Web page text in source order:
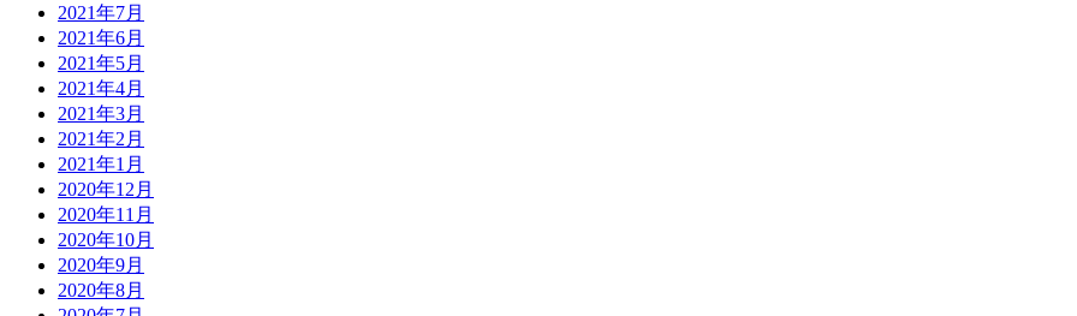
2021年7月
2021年6月
2021年5月
2021年4月
2021年3月
2021年2月
2021年1月
2020年12月
2020年11月
2020年10月
2020年9月
2020年8月